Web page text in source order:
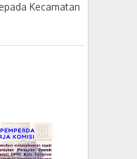
Kecamatan